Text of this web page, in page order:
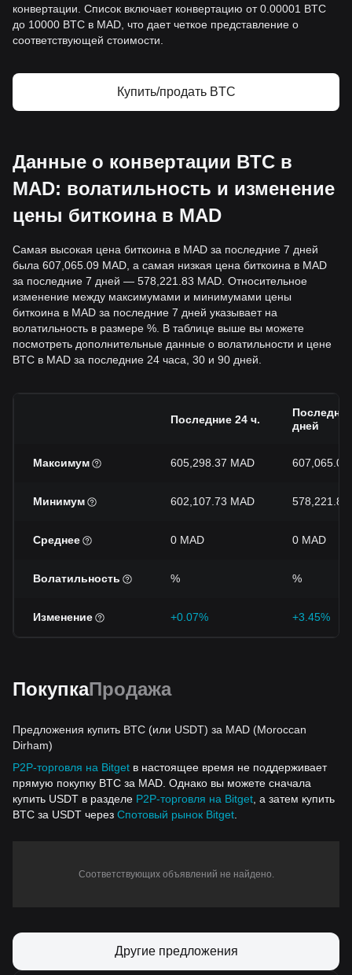
конвертации. Список включает конвертацию от 0.00001 BTC
до 10000 BTC в MAD, что дает четкое представление о
соответствующей стоимости.
Купить/продать BTC
Данные о конвертации BTC в
MAD: волатильность и изменение
цены биткоина в MAD
Самая высокая цена биткоина в MAD за последние 7 дней
была 607,065.09 MAD, а самая низкая цена биткоина в MAD
за последние 7 дней — 578,221.83 MAD. Относительное
изменение между максимумами и минимумами цены
биткоина в MAD за последние 7 дней указывает на
волатильность в размере %. В таблице выше вы можете
посмотреть дополнительные данные о волатильности и цене
BTC в MAD за последние 24 часа, 30 и 90 дней.
Последние 24 ч.
дней
Максимум 605,298.37 MAD 607,065.09
Минимум 602,107.73 MAD 578,221.83
Среднее 0 MAD 0 MAD
Волатильность % %
Изменение +0.07% +3.45%
ПокупкаПродажа
Предложения купить BTC (или USDT) за MAD (Moroccan
Dirham)
P2P-торговля на Bitget в настоящее время не поддерживает
прямую покупку BTC за MAD. Однако вы можете сначала
купить USDT в разделе P2P-торговля на Bitget , а затем купить
BTC за USDT через Спотовый рынок Bitget
Соответствующих объявлений не найдено.
Другие предложения